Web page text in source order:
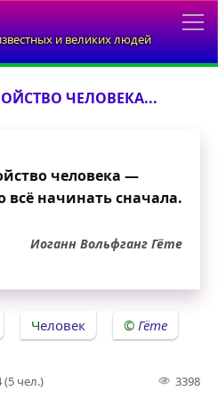
и великих людей
ЧЕЛОВЕКА...
человека —
всё начинать сначала.
Иоганн Вольфганг Гёте
Человек Гёте
(5 чел.) 3398